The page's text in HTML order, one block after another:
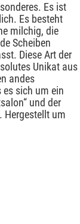
Es ist
Es besteht
milchig, die
Scheiben
Diese Art der
Unikat aus
andes
es sich um ein
und der
Hergestellt um